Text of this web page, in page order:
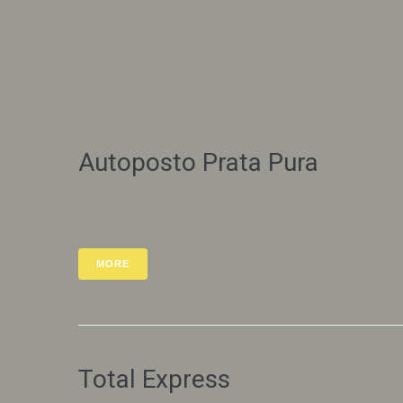
Autoposto Prata Pura
MORE
Total Express